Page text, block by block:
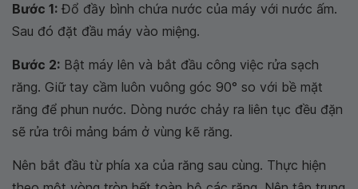
Bước 1: Đổ đầy bình chứa nước của máy với nước ấm.
Sau đó đặt đầu máy vào miệng.
Bước 2: Bật máy lên và bắt đầu công việc rửa sạch
răng. Giữ tay cầm luôn vuông góc 90° so với bề mặt
răng để phun nước. Dòng nước chảy ra liên tục đều đặn
sẽ rửa trôi mảng bám ở vùng kẽ răng.
Nên bắt đầu từ phía xa của răng sau cùng. Thực hiện